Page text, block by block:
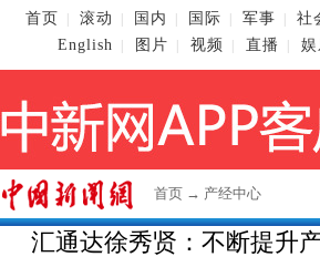
首页 滚动 国内 国际 军事 社
English
图片 视频 直播 娱
首页 → 产经中心
汇通达徐秀贤：不断提升